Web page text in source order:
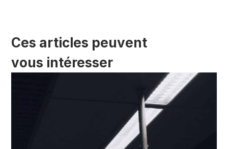
Ces articles peuvent
vous intéresser